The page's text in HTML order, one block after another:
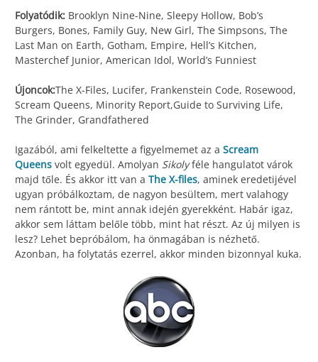
Folyatódik: Brooklyn Nine-Nine, Sleepy Hollow, Bob’s
Burgers, Bones, Family Guy, New Girl, The Simpsons, The
Last Man on Earth, Gotham, Empire, Hell’s Kitchen,
Masterchef Junior, American Idol, World’s Funniest
Újoncok:The X-Files, Lucifer, Frankenstein Code, Rosewood,
Scream Queens, Minority Report,Guide to Surviving Life,
The Grinder, Grandfathered
Igazából, ami felkeltette a figyelmemet az a Scream
Queens volt egyedül. Amolyan Sikolyféle hangulatot várok
majd tőle. És akkor itt van a The X-files, aminek eredetijével
ugyan próbálkoztam, de nagyon besültem, mert valahogy
nem rántott be, mint annak idején gyerekként. Habár igaz,
akkor sem láttam belőle több, mint hat részt. Az új milyen is
lesz? Lehet bepróbálom, ha önmagában is nézhető.
Azonban, ha folytatás ezerrel, akkor minden bizonnyal kuka.